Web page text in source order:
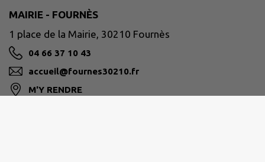
MAIRIE - FOURNÈS
1 place de la Mairie, 30210 Fournès
04 66 37 10 43
accueil@fournes30210.fr
M'Y RENDRE